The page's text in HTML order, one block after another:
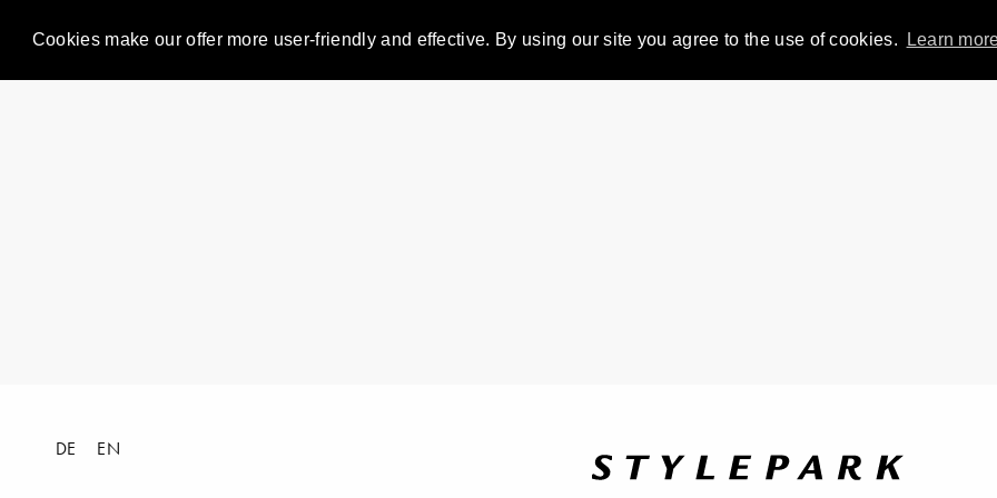
Cookies make our offer more user-friendly and effective. By using our site you agree to the use of cookies. Learn
DE EN